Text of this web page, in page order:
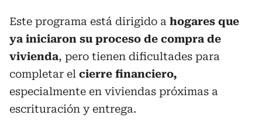
Este programa está dirigido a hogares que
ya iniciaron su proceso de compra de
vivienda, pero tienen dificultades para
completar el cierre financiero,
especialmente en viviendas próximas a
escrituración y entrega.